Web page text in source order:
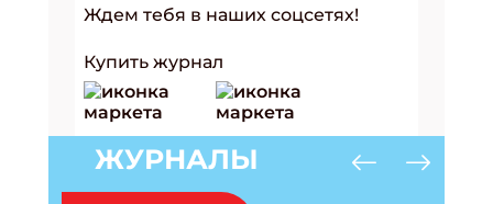
Ждем тебя в наших соцсетях!
Купить журнал
ЖУРНАЛЫ